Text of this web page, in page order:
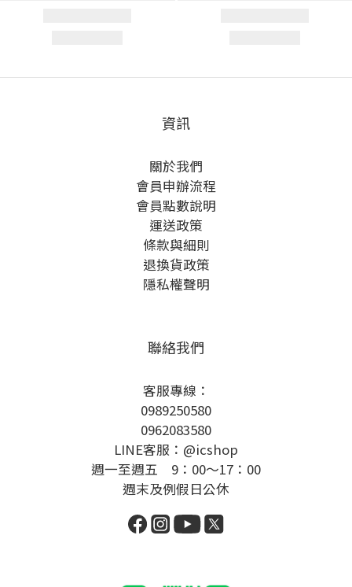
資訊
關於我們
會員申辦流程
會員點數說明
運送政策
條款與細則
退換貨政策
隱私權聲明
聯絡我們
客服專線：
0989250580
0962083580
LINE客服：@icshop
週一至週五 9：00～17：00
週末及例假日公休